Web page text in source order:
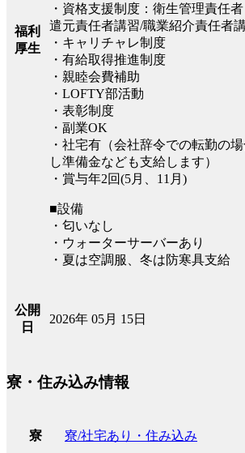
福利
厚生
・資格支援制度：衛生管理責任
遣元責任者講習/職業紹介責任者
・キャリチャレ制度
・有給取得推進制度
・親睦会費補助
・LOFTY部活動
・表彰制度
・副業OK
・社宅有（会社辞令での転勤の
し準備金なども支給します）
・賞与年2回(5月、11月)
■設備
・匂いなし
・ウォーターサーバーあり
・夏は空調服、冬は防寒具支給
公開
日
2026年 05月 15日
寮・住み込み情報
寮 寮/社宅あり・住み込み